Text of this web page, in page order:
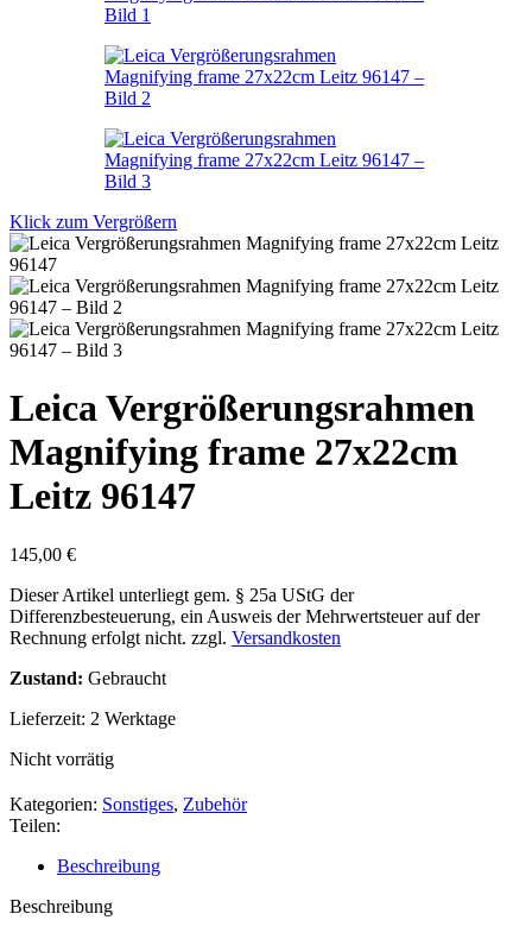
Klick zum Vergrößern
Leica Vergrößerungsrahmen
Magnifying frame 27x22cm
Leitz 96147
145,00 €
Dieser Artikel unterliegt gem. § 25a UStG der
Differenzbesteuerung, ein Ausweis der Mehrwertsteuer auf der
Rechnung erfolgt nicht. zzgl. Versandkosten
Zustand: Gebraucht
Lieferzeit: 2 Werktage
Nicht vorrätig
Kategorien: Sonstiges, Zubehör
Teilen:
Beschreibung
Beschreibung